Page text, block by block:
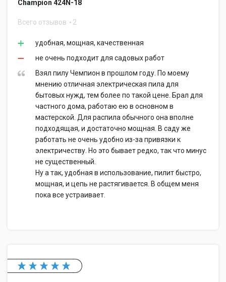
Champion 424N-18
Всего отзывов 2
удобная, мощная, качественная
не очень подходит для садовых работ
Взял пилу Чемпион в прошлом году. По моему
мнению отличная электрическая пила для
бытовых нужд, тем более по такой цене. Брал для
частного дома, работаю ею в основном в
мастерской. Для распила обычного она вполне
подходящая, и достаточно мощная. В саду же
работать не очень удобно из-за привязки к
электричеству. Но это бывает редко, так что минус
не существенный.
Ну а так, удобная в использование, пилит быстро,
мощная, и цепь не растягивается. В общем меня
пока все устраивает.